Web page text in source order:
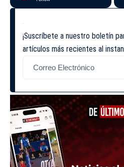
¡Suscríbete a nuestro boletín
artículos más recientes al